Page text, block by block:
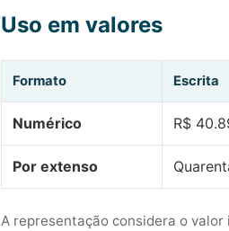
Uso em valores
Formato Escrita
Numérico R$
Por extenso
A representação considera o